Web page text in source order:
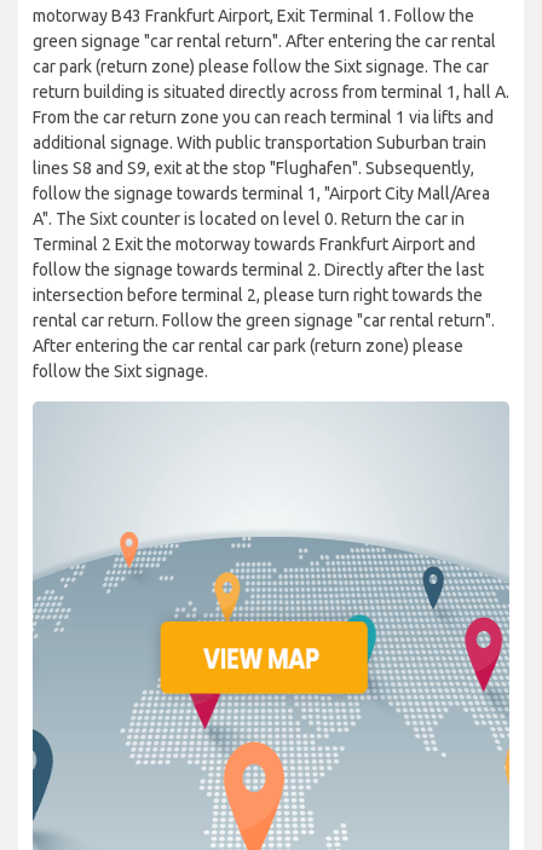
motorway B43 Frankfurt Airport, Exit Terminal 1. Follow the
green signage "car rental return". After entering the car rental
car park (return zone) please follow the Sixt signage. The car
return building is situated directly across from terminal 1, hall A.
From the car return zone you can reach terminal 1 via lifts and
additional signage. With public transportation Suburban train
lines S8 and S9, exit at the stop "Flughafen". Subsequently,
follow the signage towards terminal 1, "Airport City Mall/Area
A". The Sixt counter is located on level 0. Return the car in
Terminal 2 Exit the motorway towards Frankfurt Airport and
follow the signage towards terminal 2. Directly after the last
intersection before terminal 2, please turn right towards the
rental car return. Follow the green signage "car rental return".
After entering the car rental car park (return zone) please
follow the Sixt signage.